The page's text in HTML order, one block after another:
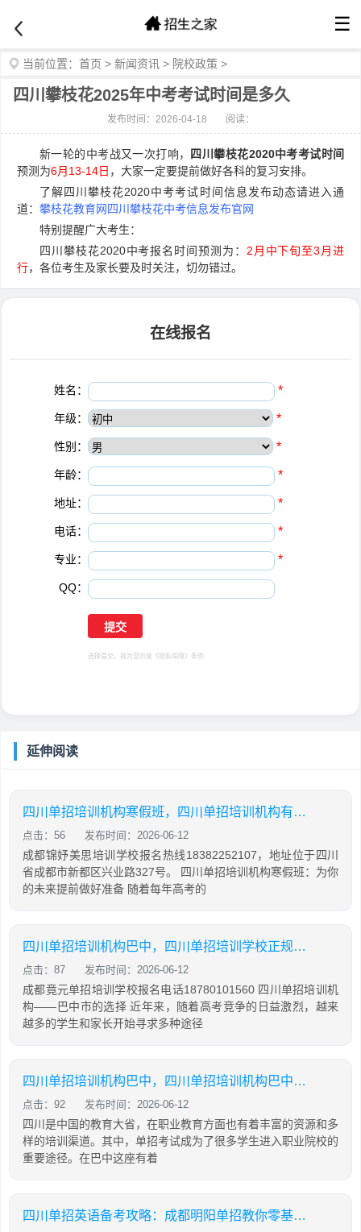
☰
当前位置： 首页 > 新闻资讯 > 院校政策 >
四川攀枝花2025年中考考试时间是多久
发布时间：2026-04-18 阅读：
新一轮的中考战又一次打响， 四川攀枝花2020中考考试时间
预测为6月13-14日 ，大家一定要提前做好各科的复习安排。
了解四川攀枝花2020中考考试时间信息发布动态请进入通
道： 攀枝花教育网四川攀枝花中考信息发布官网
特别提醒广大考生：
四川攀枝花2020中考报名时间预测为： 2月中下旬至3月进
行，各位考生及家长要及时关注，切勿错过。
在线报名
姓名： *
年级： *
性别： *
年龄： *
地址： *
电话： *
专业： *
QQ：
选择提交，视为您同意 《隐私保障》 条例
延伸阅读
四川单招培训机构寒假班，四川单招培训机构有哪些
点击：56 发布时间：2026-06-12
成都锦妤美思培训学校报名热线18382252107，地址位于四川
省成都市新都区兴业路327号。 四川单招培训机构寒假班：为你
的未来提前做好准备 随着每年高考的
四川单招培训机构巴中，四川单招培训学校正规学校
点击：87 发布时间：2026-06-12
成都竟元单招培训学校报名电话18780101560 四川单招培训机
构——巴中市的选择 近年来，随着高考竞争的日益激烈，越来
越多的学生和家长开始寻求多种途径
四川单招培训机构巴中，四川单招培训机构巴中有几家
点击：92 发布时间：2026-06-12
四川是中国的教育大省，在职业教育方面也有着丰富的资源和多
样的培训渠道。其中，单招考试成为了很多学生进入职业院校的
重要途径。在巴中这座有着
四川单招英语备考攻略：成都明阳单招教你零基础也能有效提分